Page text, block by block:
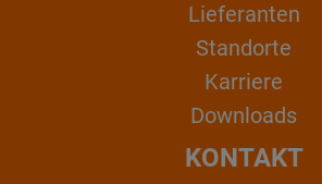
Lieferanten
Standorte
Karriere
Downloads
KONTAKT